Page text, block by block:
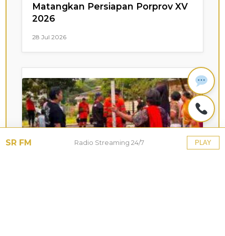
Matangkan Persiapan Porprov XV
2026
28 Jul 2026
SR FM Radio Streaming 24/7 PLAY